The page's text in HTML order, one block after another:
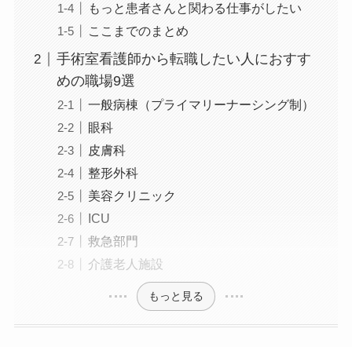
もっと患者さんと関わる仕事がしたい
ここまでのまとめ
手術室看護師から転職したい人におすす
めの職場9選
一般病棟（プライマリーナーシング制）
眼科
皮膚科
整形外科
美容クリニック
ICU
救急部門
介護老人施設
もっと見る